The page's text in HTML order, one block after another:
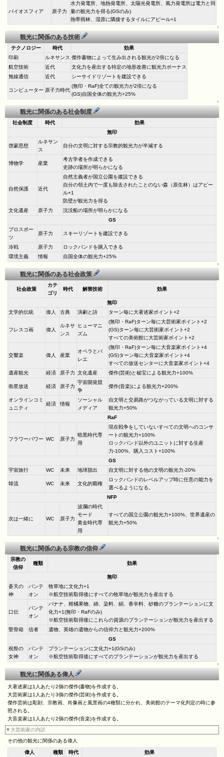
バイオスフィア 原子力
水力発電所、地熱発電所、太陽光発電所、風力発電所は電力と同
量の観光力を得る(GSのみ)
熱帯雨林、湿原に隣接するタイルにアピール+1
↑
観光に関係のある技術
テクノロジー 時代
効果
印刷
ルネサンス 傑作書物によって生み出される観光が2倍になる
航空技術
近代
文化力を産出する特定の地形改善に観光力ボーナス
無線通信
近代 シーサイドリゾートを建設できる
コンピューター 原子力時代
(無印・RaF)全ての観光力が2倍になる
(GS)自国全体の観光力+25%
↑
観光に関係のある社会制度
社会制度 時代
効果
無印
啓蒙思想
ルネサン
ス
自分の文明に対する宗教的観光力が半減する
博物学 産業
考古学者を作成できる
史跡の場所が明らかになる
自然保護 近代
自然主義者が国立公園を建設できる
自分の領土内で一度も除去されたことのない森（原生林）はアピー
ル+1
防壁が観光力を得る
文化遺産
原子力
沈没船の場所が明らかになる
GS
プロスポー
ツ
原子力 スキーリゾートを建設できる
冷戦 原子力
ロックバンドを購入できる
環境主義
情報 自国全体の観光力+25%
↑
観光に関係のある社会政策
社会政策
カテ
ゴリ
時代 解禁技術 効果
無印
文学的伝統
偉人 古典 演劇と詩 ターン毎に大著述家ポイント+2
フレスコ画 偉人
ルネサ
ンス
ヒューマニ
ズム
(無印・RaF)ターン毎に大芸術家ポイント+2
(GS)ターン毎に大芸術家ポイント+2
すべての美術館に大芸術家ポイント+2
交響楽 偉人 産業
オペラとバ
レエ
(無印・RaF)ターン毎に大音楽家ポイント+4
(GS)ターン毎に大音楽家ポイント+4
すべての放送センターに大音楽家ポイント+4
遺産観光
経済 原子力 文化遺産 傑作(芸術)と秘宝による観光力+100%
衛星放送 経済 原子力
宇宙開発競
争
傑作(音楽)による観光力+200%
オンラインコミ
ュニティ
経済 情報
ソーシャル
メディア
自文明と交易路がつながっている文明に対する
観光力+50%
RaF
フラワーパワー WC 原子力
暗黒時代専
用
現在戦争をしていないすべての文明へのコンサ
ートの観光力+100%
ロックバンド以外のユニットに対する生産
力-100%、購入コスト+100%
GS
宇宙旅行
WC 未来 地球脱出 自文明に対する他の文明の観光力-20%
韓流 WC 未来 文化的覇権
ロックバンドのレベルアップ時に任意の能力を
選べるようになる。
NFP
次は一緒に WC 原子力
波瀾の時代
モード
黄金時代専
用
すべての国立公園の観光力+100%、世界遺産の
観光力+50%
↑
観光に関係のある宗教の信仰
宗教の
信仰
種類 効果
無印
蒼天の
神
パンテ
オン
牧草地に文化力+1
※航空技術取得後にすべての牧草地が観光力を産出する
口伝
パンテ
オン
バナナ、柑橘果物、綿、染料、絹、香辛料、砂糖のプランテーションに文
化力+1(無印・RaFのみ)
※航空技術取得後にこれらの資源のプランテーションが観光力を産出する
聖骨箱
信者
遺物、英雄の遺物からの信仰力と観光力+200%
GS
祝祭の
女神
パンテ
オン
プランテーションに文化力+1(GSのみ)
※航空技術取得後にすべてのプランテーションが観光力を産出する
↑
観光に関係ある偉人
大著述家は1人あたり2個の傑作(書物)を作成する。
大芸術家は1人あたり3個の傑作(芸術)を作成する。
傑作芸術は彫刻、宗教画、肖像画と風景画の4種類に分かれ、美術館のテーマ化判定の時に参
照される。
大音楽家は1人あたり2個の傑作(音楽)を作成する。
▼大芸術家の内訳
その他の観光に関係のある偉人
偉人 種類 時代 効果